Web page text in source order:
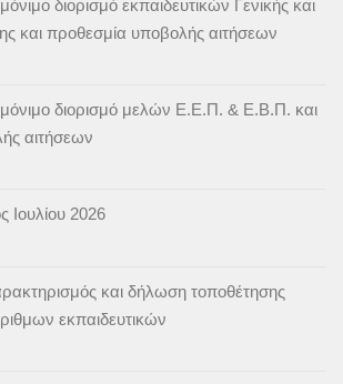
διορισμό εκπαιδευτικών Γενικής και
και προθεσμία υποβολής αιτήσεων
διορισμό μελών Ε.Ε.Π. & Ε.Β.Π. και
αιτήσεων
Ιουλίου 2026
και δήλωση τοποθέτησης
εκπαιδευτικών